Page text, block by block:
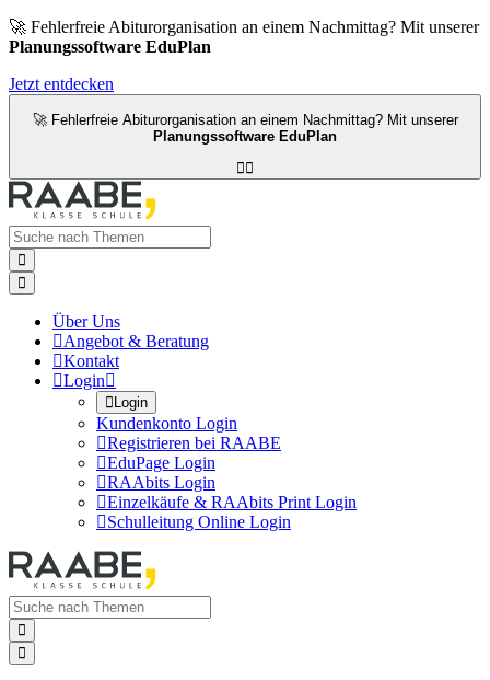
🚀 Fehlerfreie Abiturorganisation an einem Nachmittag? Mit unserer
Planungssoftware EduPlan
Jetzt entdecken
🚀 Fehlerfreie Abiturorganisation an einem Nachmittag? Mit unserer
Planungssoftware EduPlan



Über Uns
Angebot & Beratung
Kontakt
Login
Login
Kundenkonto Login
Registrieren bei RAABE
EduPage Login
RAAbits Login
Einzelkäufe & RAAbits Print Login
Schulleitung Online Login

